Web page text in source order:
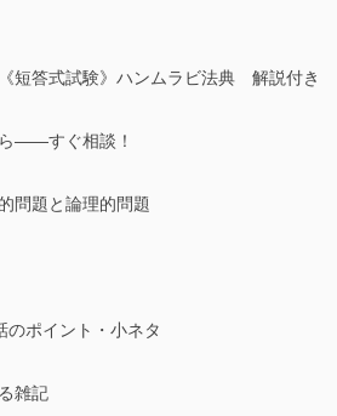
短答式試験》ハンムラビ法典 解説付き
――すぐ相談！
問題と論理的問題
ポイント・小ネタ
雑記